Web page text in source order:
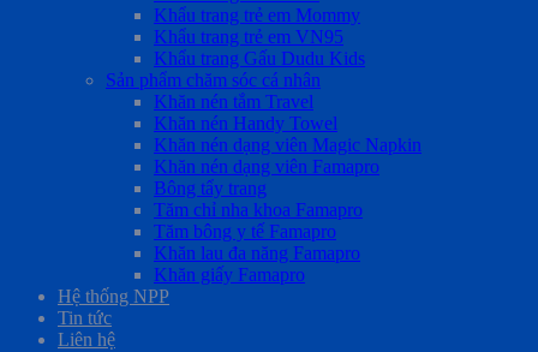
Khẩu trang trẻ em Mommy
Khẩu trang trẻ em VN95
Khẩu trang Gấu Dudu Kids
Sản phẩm chăm sóc cá nhân
Khăn nén tắm Travel
Khăn nén Handy Towel
Khăn nén dạng viên Magic Napkin
Khăn nén dạng viên Famapro
Bông tẩy trang
Tăm chỉ nha khoa Famapro
Tăm bông y tế Famapro
Khăn lau đa năng Famapro
Khăn giấy Famapro
Hệ thống NPP
Tin tức
Liên hệ